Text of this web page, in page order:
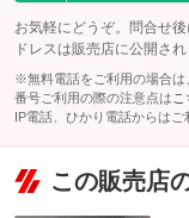
お気軽にどうぞ。問合せ
ドレスは販売店に公開され
※無料電話をご利用の場合は
番号ご利用の際の注意点は こ
IP電話、ひかり電話からはご
この販売店